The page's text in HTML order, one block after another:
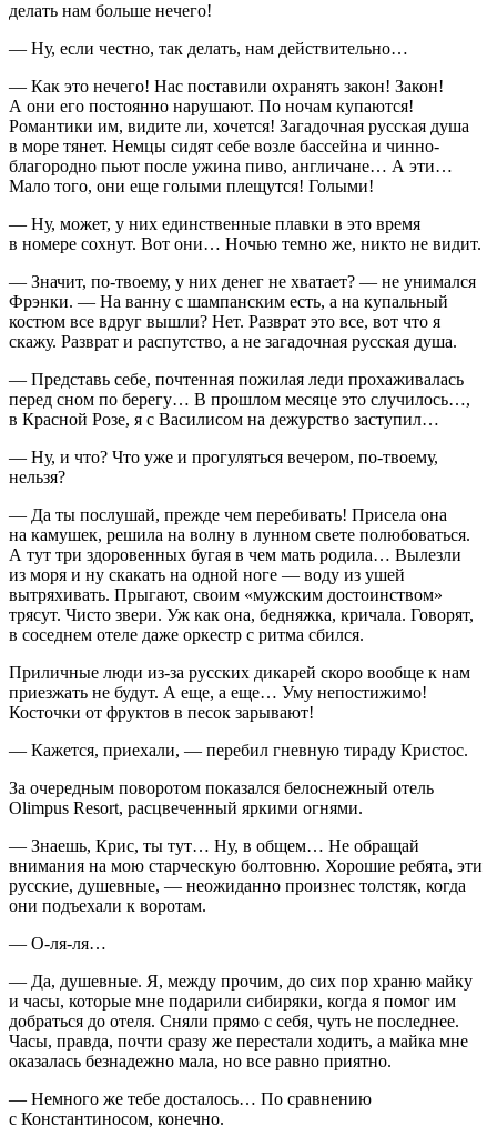
делать нам больше нечего!
— Ну, если честно, так делать, нам действительно…
— Как это нечего! Нас поставили охранять закон! Закон!
А они его постоянно нарушают. По ночам купаются!
Романтики им, видите ли, хочется! Загадочная русская душа
в море тянет. Немцы сидят себе возле бассейна и чинно-
благородно пьют после ужина пиво, англичане… А эти…
Мало того, они еще голыми плещутся! Голыми!
— Ну, может, у них единственные плавки в это время
в номере сохнут. Вот они… Ночью темно же, никто не видит.
— Значит, по-твоему, у них денег не хватает? — не унимался
Фрэнки. — На ванну с шампанским есть, а на купальный
костюм все вдруг вышли? Нет. Разврат это все, вот что я
скажу. Разврат и распутство, а не загадочная русская душа.
— Представь себе, почтенная пожилая леди прохаживалась
перед сном по берегу… В прошлом месяце это случилось…,
в Красной Розе, я с Василисом на дежурство заступил…
— Ну, и что? Что уже и прогуляться вечером, по-твоему,
нельзя?
— Да ты послушай, прежде чем перебивать! Присела она
на камушек, решила на волну в лунном свете полюбоваться.
А тут три здоровенных бугая в чем мать родила… Вылезли
из моря и ну скакать на одной ноге — воду из ушей
вытряхивать. Прыгают, своим «мужским достоинством»
трясут. Чисто звери. Уж как она, бедняжка, кричала. Говорят,
в соседнем отеле даже оркестр с ритма сбился.
Приличные люди из-за русских дикарей скоро вообще к нам
приезжать не будут. А еще, а еще… Уму непостижимо!
Косточки от фруктов в песок зарывают!
— Кажется, приехали, — перебил гневную тираду Кристос.
За очередным поворотом показался белоснежный отель
Olimpus Resort, расцвеченный яркими огнями.
— Знаешь, Крис, ты тут… Ну, в общем… Не обращай
внимания на мою старческую болтовню. Хорошие ребята, эти
русские, душевные, — неожиданно произнес толстяк, когда
они подъехали к воротам.
— О-ля-ля…
— Да, душевные. Я, между прочим, до сих пор храню майку
и часы, которые мне подарили сибиряки, когда я помог им
добраться до отеля. Сняли прямо с себя, чуть не последнее.
Часы, правда, почти сразу же перестали ходить, а майка мне
оказалась безнадежно мала, но все равно приятно.
— Немного же тебе досталось… По сравнению
с Константиносом, конечно.